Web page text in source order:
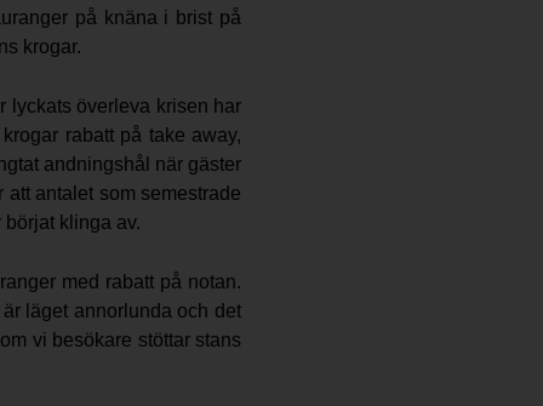
på knäna i brist på
krogar.
lyckats överleva krisen har
rabatt på take away,
andningshål när gäster
antalet som semestrade
klinga av.
med rabatt på notan.
läget annorlunda och det
vi besökare stöttar stans